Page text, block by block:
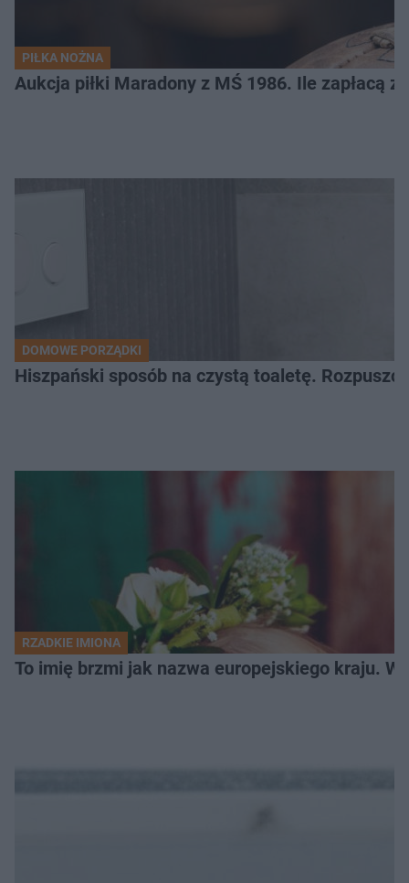
PIŁKA NOŻNA
Aukcja piłki Maradony z MŚ 1986. Ile zapłacą
DOMOWE PORZĄDKI
Hiszpański sposób na czystą toaletę.
RZADKIE IMIONA
To imię brzmi jak nazwa europejskiego kraju.